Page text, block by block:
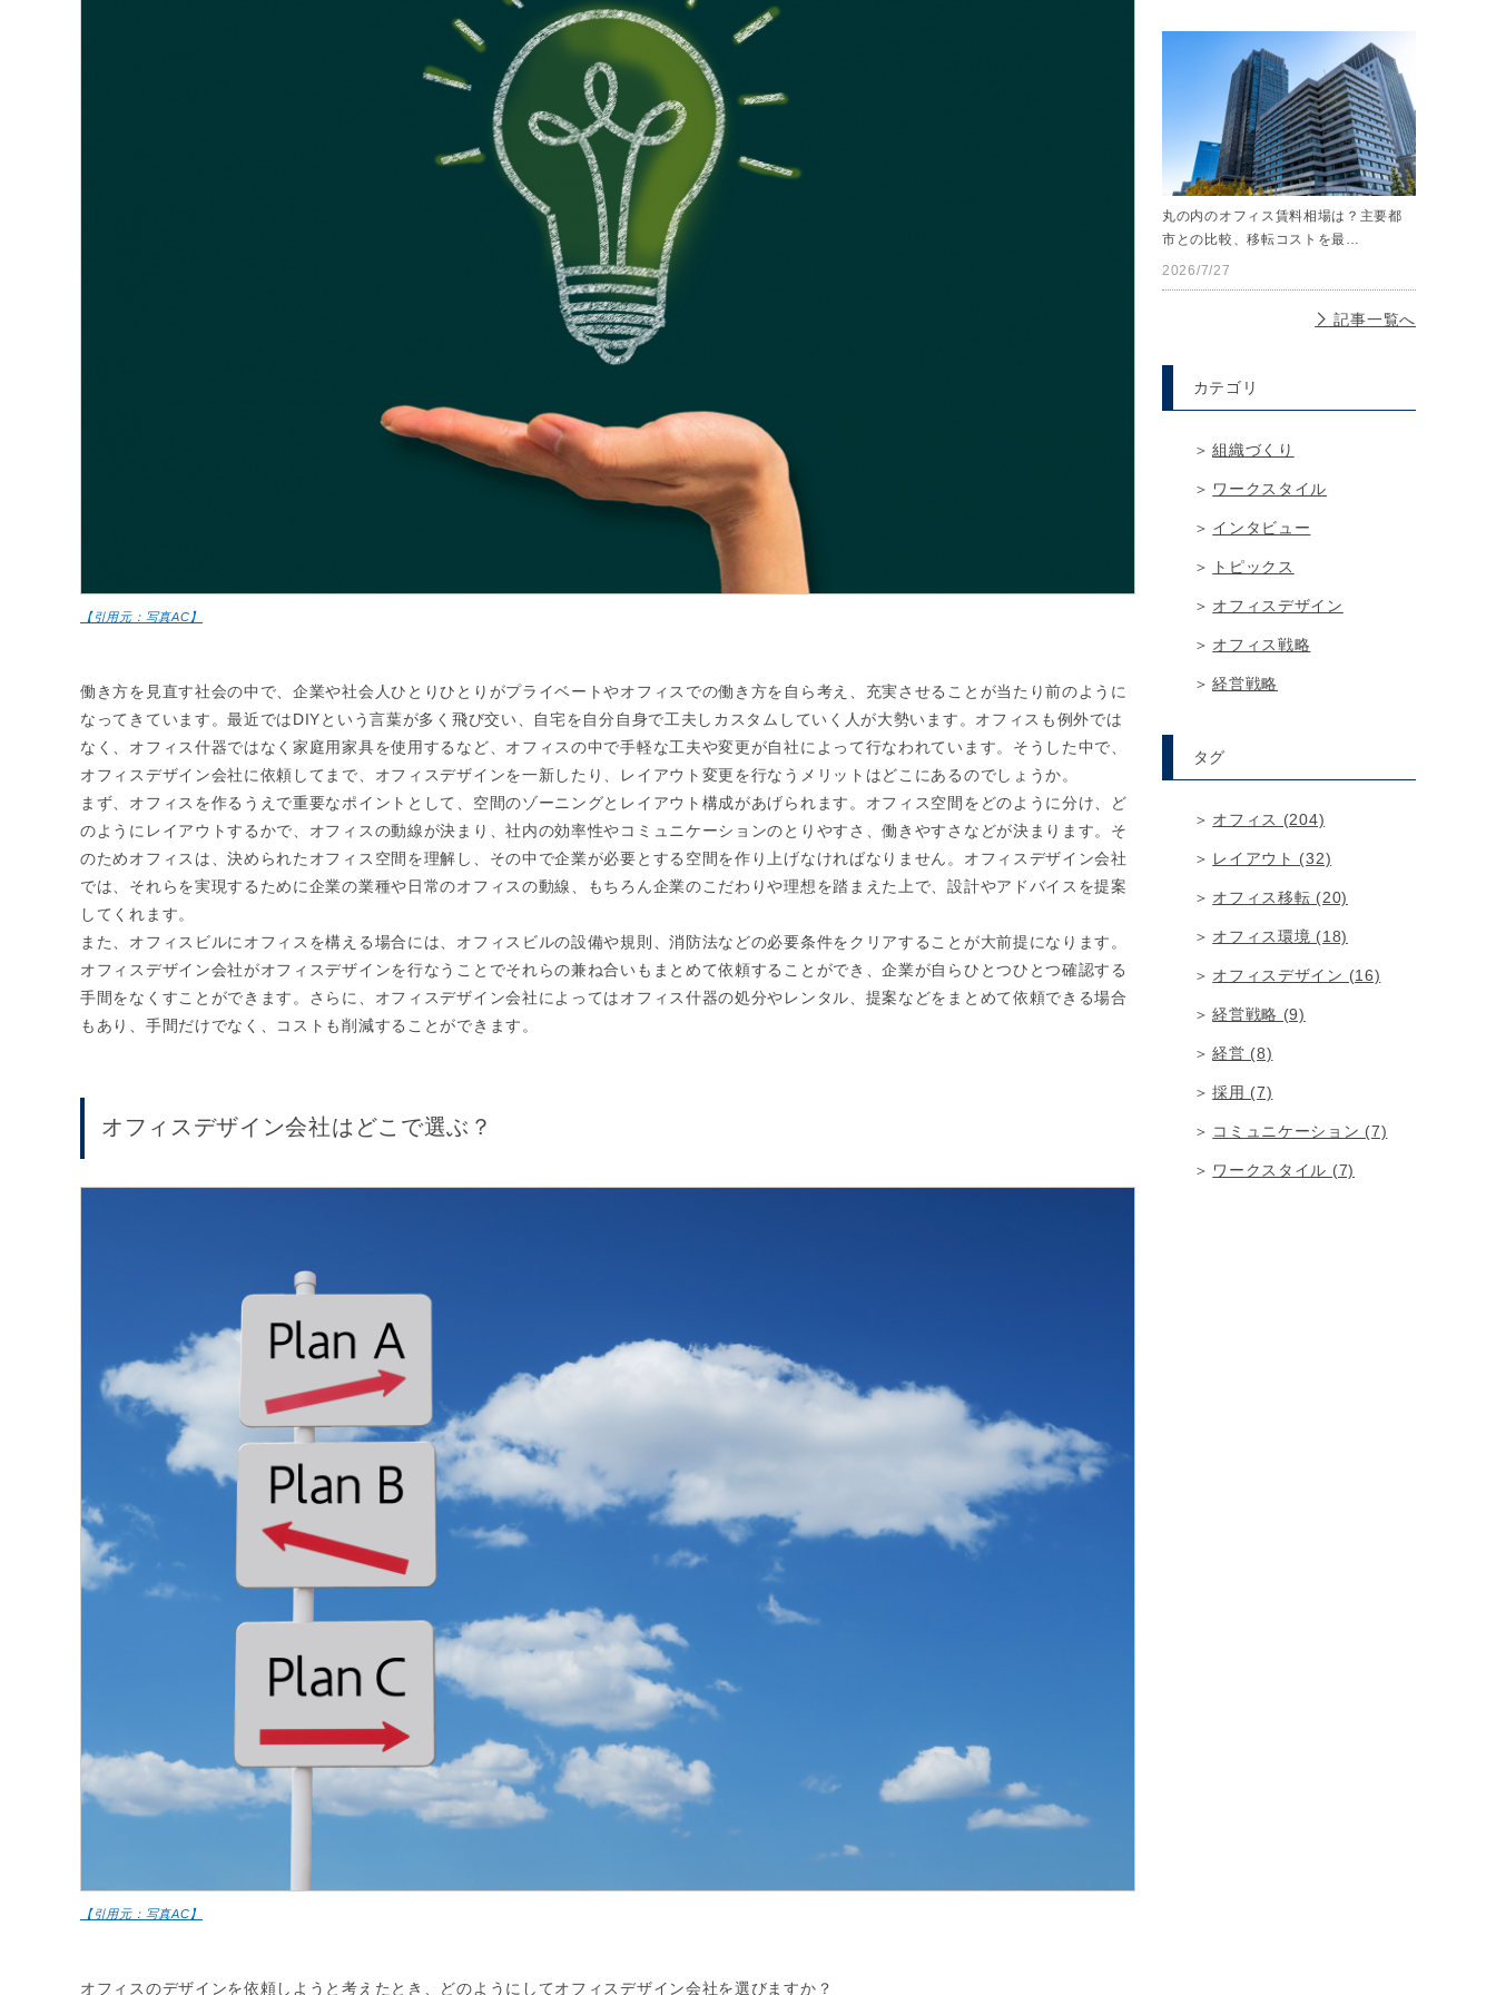
【引用元：写真AC】
働き方を見直す社会の中で、企業や社会人ひとりひとりがプライベートやオフィスでの働き方を自ら考え、充実させることが当たり前のように
なってきています。最近ではDIYという言葉が多く飛び交い、自宅を自分自身で工夫しカスタムしていく人が大勢います。オフィスも例外では
なく、オフィス什器ではなく家庭用家具を使用するなど、オフィスの中で手軽な工夫や変更が自社によって行なわれています。そうした中で、
オフィスデザイン会社に依頼してまで、オフィスデザインを一新したり、レイアウト変更を行なうメリットはどこにあるのでしょうか。
まず、オフィスを作るうえで重要なポイントとして、空間のゾーニングとレイアウト構成があげられます。オフィス空間をどのように分け、ど
のようにレイアウトするかで、オフィスの動線が決まり、社内の効率性やコミュニケーションのとりやすさ、働きやすさなどが決まります。そ
のためオフィスは、決められたオフィス空間を理解し、その中で企業が必要とする空間を作り上げなければなりません。オフィスデザイン会社
では、それらを実現するために企業の業種や日常のオフィスの動線、もちろん企業のこだわりや理想を踏まえた上で、設計やアドバイスを提案
してくれます。
また、オフィスビルにオフィスを構える場合には、オフィスビルの設備や規則、消防法などの必要条件をクリアすることが大前提になります。
オフィスデザイン会社がオフィスデザインを行なうことでそれらの兼ね合いもまとめて依頼することができ、企業が自らひとつひとつ確認する
手間をなくすことができます。さらに、オフィスデザイン会社によってはオフィス什器の処分やレンタル、提案などをまとめて依頼できる場合
もあり、手間だけでなく、コストも削減することができます。
オフィスデザイン会社はどこで選ぶ？
【引用元：写真AC】
オフィスのデザインを依頼しようと考えたとき、どのようにしてオフィスデザイン会社を選びますか？
丸の内のオフィス賃料相場は？主要都
市との比較、移転コストを最…
2026/7/27
記事一覧へ
カテゴリ
組織づくり
ワークスタイル
インタビュー
トピックス
オフィスデザイン
オフィス戦略
経営戦略
タグ
オフィス (204)
レイアウト (32)
オフィス移転 (20)
オフィス環境 (18)
オフィスデザイン (16)
経営戦略 (9)
経営 (8)
採用 (7)
コミュニケーション (7)
ワークスタイル (7)